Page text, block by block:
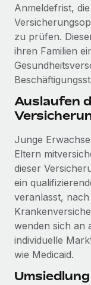
Anmeldefrist,
zu prüfen.
ihren Familien
Auslaufen
Junge
Eltern
dieser
ein
veranlasst,
wenden sich an
individuelle
wie Medicaid.